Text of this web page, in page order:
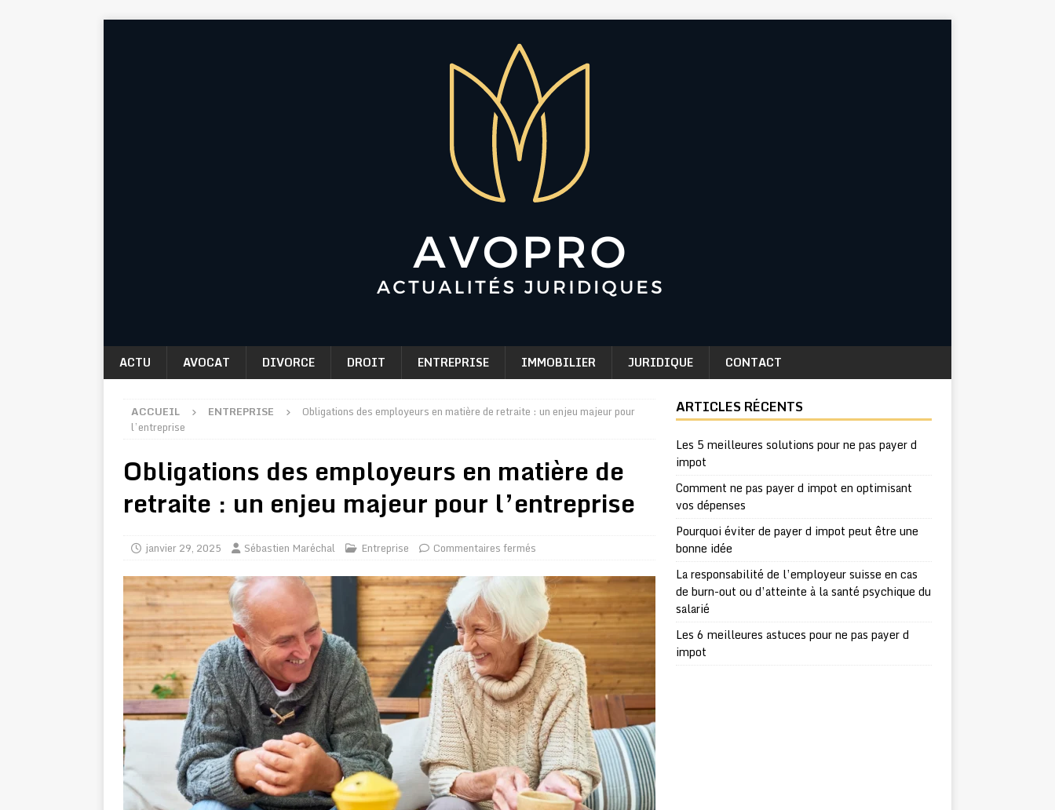
ACTU AVOCAT DIVORCE DROIT ENTREPRISE IMMOBILIER JURIDIQUE CONTACT
ACCUEIL ENTREPRISE
Obligations des employeurs en matière de retraite : un enjeu majeur pour
l’entreprise
Obligations des employeurs en matière de
retraite : un enjeu majeur pour l’entreprise
janvier 29, 2025 Sébastien Maréchal Entreprise Commentaires fermés
ARTICLES RÉCENTS
Les 5 meilleures solutions pour ne pas payer d
impot
Comment ne pas payer d impot en optimisant
vos dépenses
Pourquoi éviter de payer d impot peut être une
bonne idée
La responsabilité de l’employeur suisse en cas
de burn-out ou d’atteinte à la santé psychique du
salarié
Les 6 meilleures astuces pour ne pas payer d
impot